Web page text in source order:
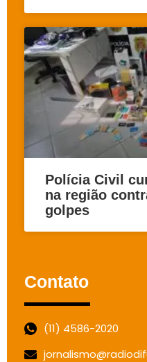
Polícia Civil
na região
golpes
Contato
(11) 4586-2020